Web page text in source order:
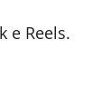
e Reels.